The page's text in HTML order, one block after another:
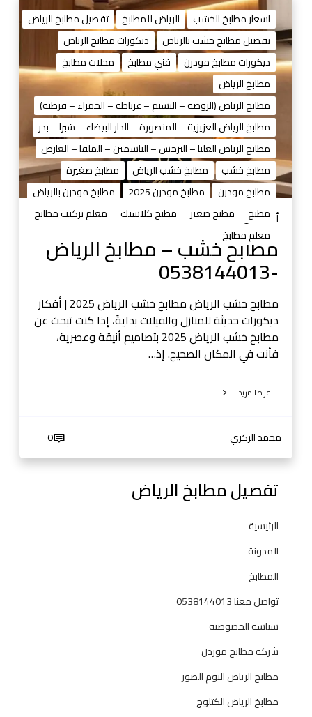
خ
خ
م
ط
ا
ب
اسعار مطابخ الخشب الرياض للمطابخ
تفصيل مطابخ الرياض
تفصيل مطابخ خشب بالرياض
ديكورات مطابخ الرياض
ديكورات مطابخ مودرن
فني مطابخ
محلات مطابخ
مطابخ الرياض
مطابخ الرياض (الروضة – النسيم – غرناطة – الحمراء – قرطبة)
مطابخ الرياض العزيزية – المنصورة – الدار البيضاء – شبرا – بدر
مطابخ الرياض العليا – النرجس – الياسمين – الملقا – العارض
مطابخ خشب
مطابخ خشب الرياض
مطابخ صغيرة
مطابخ مودرن
مطابخ مودرن 2025
مطابخ مودرن بالرياض
مطبخ
مطبخ صغير مطبخ كلاسيك
معلم تركيب مطابخ
معلم مطابخ
أغسطس 29, 2025
مطابخ خشب – مطابخ الرياض
-0538144013
مطابخ خشب الرياض مطابخ خشب الرياض 2025 | أفكار
ديكورات حديثة للمنازل والفيلات بدايةً، إذا كنت تبحث عن
مطابخ خشب الرياض 2025 بتصاميم أنيقة وعصرية،
فأنت في المكان الصحيح. إذ…
قراة المزيد
محمد الزكري 0
تفصيل مطابخ الرياض
الرئيسية
المدونة
المطابخ
تواصل معنا 0538144013
سياسة الخصوصية
شركة مطابخ موردن
مطابخ الرياض البوم الصور
مطابخ الرياض الكتلوج